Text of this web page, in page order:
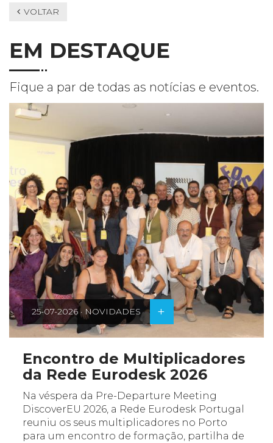
VOLTAR
EM DESTAQUE
Fique a par de todas as notícias e eventos.
25-07-2026 · NOVIDADES +
Encontro de Multiplicadores
da Rede Eurodesk 2026
Na véspera da Pre-Departure Meeting
DiscoverEU 2026, a Rede Eurodesk Portugal
reuniu os seus multiplicadores no Porto
para um encontro de formação, partilha de